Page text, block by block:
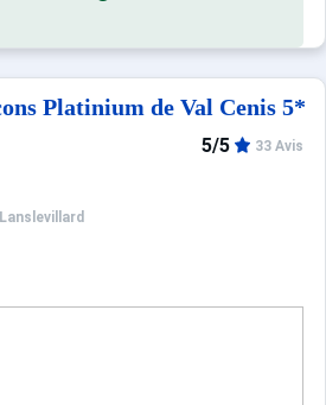
Platinium de Val Cenis 5*
5/5 33 Avis